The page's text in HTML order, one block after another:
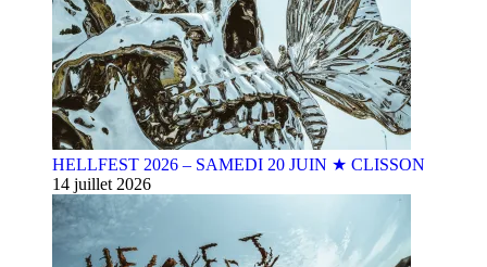
HELLFEST 2026 – SAMEDI 20 JUIN ★ CLISSON
14 juillet 2026